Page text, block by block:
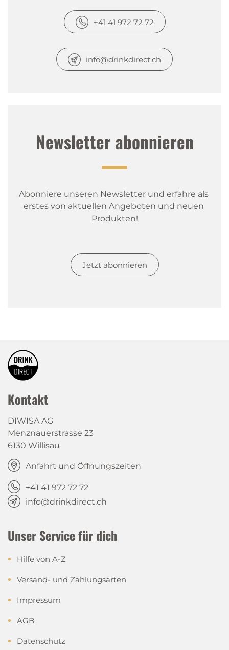
+41 41 972 72 72
info@drinkdirect.ch
Newsletter abonnieren
Abonniere unseren Newsletter und erfahre als
erstes von aktuellen Angeboten und neuen
Produkten!
Jetzt abonnieren
Kontakt
DIWISA AG
Menznauerstrasse 23
6130 Willisau
Anfahrt und Öffnungszeiten
+41 41 972 72 72
info@drinkdirect.ch
Unser Service für dich
Hilfe von A-Z
Versand- und Zahlungsarten
Impressum
AGB
Datenschutz